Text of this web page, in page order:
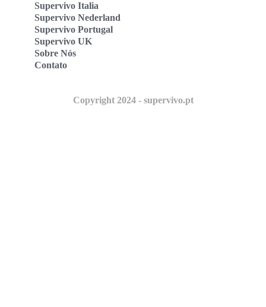
Supervivo Italia
Supervivo Nederland
Supervivo Portugal
Supervivo UK
Sobre Nós
Contato
Copyright 2024 - supervivo.pt